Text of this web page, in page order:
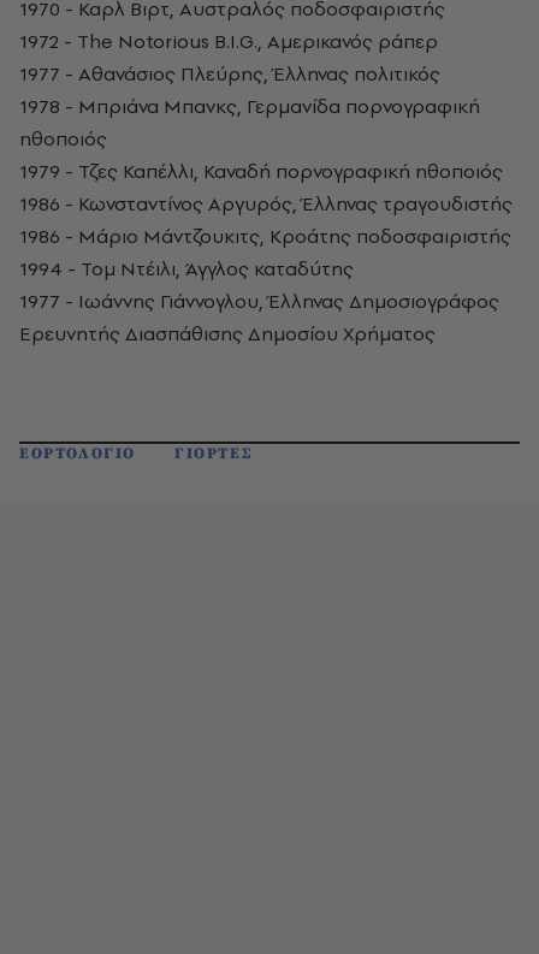
1970 - Καρλ Βιρτ, Αυστραλός ποδοσφαιριστής
1972 - The Notorious B.I.G., Αμερικανός ράπερ
1977 - Αθανάσιος Πλεύρης, Έλληνας πολιτικός
1978 - Μπριάνα Μπανκς, Γερμανίδα πορνογραφική
ηθοποιός
1979 - Τζες Καπέλλι, Καναδή πορνογραφική ηθοποιός
1986 - Κωνσταντίνος Αργυρός, Έλληνας τραγουδιστής
1986 - Μάριο Μάντζουκιτς, Κροάτης ποδοσφαιριστής
1994 - Τομ Ντέιλι, Άγγλος καταδύτης
1977 - Ιωάννης Γιάννογλου, Έλληνας Δημοσιογράφος
Ερευνητής Διασπάθισης Δημοσίου Χρήματος
ΕΟΡΤΟΛΟΓΙΟ ΓΙΟΡΤΕΣ